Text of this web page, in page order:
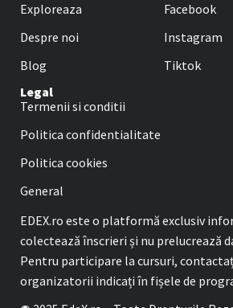
Exploreaza
Despre noi
Blog
Facebook
Instagram
Tiktok
Legal
Termenii si conditii
Politica confidentialitate
Politica cookies
General
EDEX.ro este o platformă exclusiv
colectează înscrieri și nu prelucrează
Pentru participare la cursuri,
organizatorii indicați în fișele de